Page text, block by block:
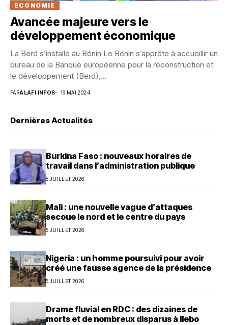
ECONOMIE
Avancée majeure vers le
développement économique
La Berd s’installe au Bénin Le Bénin s’apprête à accueillir un
bureau de la Banque européenne pour la reconstruction et
le développement (Berd),...
PARALAFI INFOS 16 MAI 2024
Dernières Actualités
Burkina Faso : nouveaux horaires de
travail dans l’administration publique
5 JUILLET 2026
Mali : une nouvelle vague d’attaques
secoue le nord et le centre du pays
5 JUILLET 2026
Nigeria : un homme poursuivi pour avoir
créé une fausse agence de la présidence
5 JUILLET 2026
Drame fluvial en RDC : des dizaines de
morts et de nombreux disparus à Ilebo